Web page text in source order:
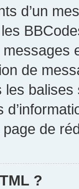
d’un
de
les
de
?